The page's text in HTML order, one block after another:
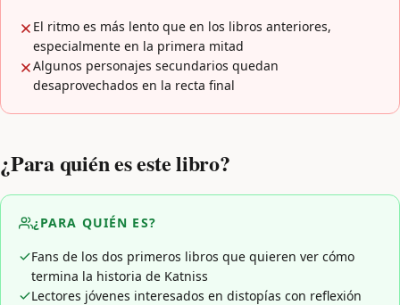
El ritmo es más lento que en los libros anteriores,
especialmente en la primera mitad
Algunos personajes secundarios quedan
desaprovechados en la recta final
¿Para quién es este libro?
¿PARA QUIÉN ES?
Fans de los dos primeros libros que quieren ver cómo
termina la historia de Katniss
Lectores jóvenes interesados en distopías con reflexión